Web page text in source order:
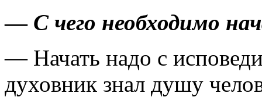
— С чего необходимо
— Начать надо с
духовник знал душу